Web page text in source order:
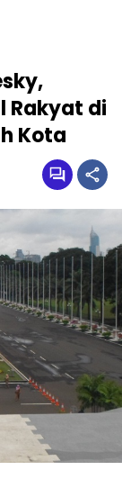
Rakyat di
Kota